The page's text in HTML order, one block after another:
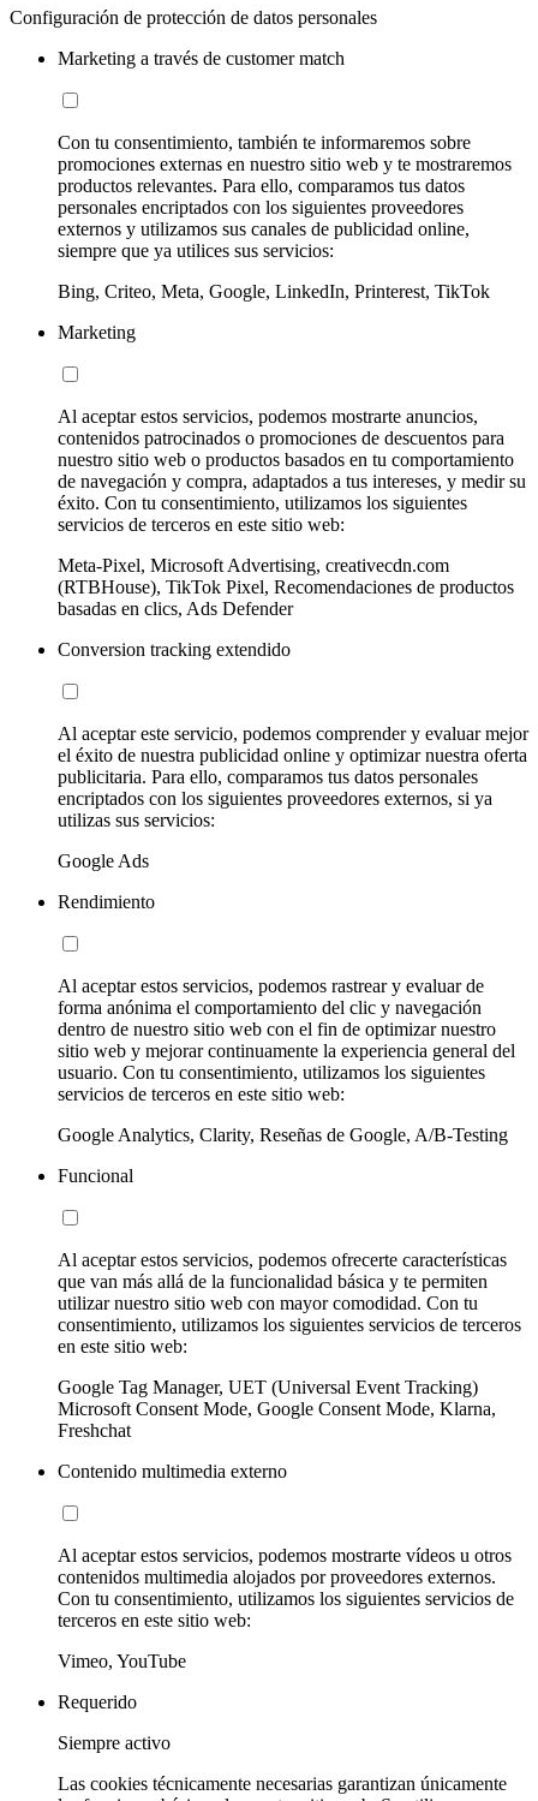
Configuración de protección de datos personales
Marketing a través de customer match
Con tu consentimiento, también te informaremos sobre
promociones externas en nuestro sitio web y te mostraremos
productos relevantes. Para ello, comparamos tus datos
personales encriptados con los siguientes proveedores
externos y utilizamos sus canales de publicidad online,
siempre que ya utilices sus servicios:
Bing, Criteo, Meta, Google, LinkedIn, Printerest, TikTok
Marketing
Al aceptar estos servicios, podemos mostrarte anuncios,
contenidos patrocinados o promociones de descuentos para
nuestro sitio web o productos basados en tu comportamiento
de navegación y compra, adaptados a tus intereses, y medir su
éxito. Con tu consentimiento, utilizamos los siguientes
servicios de terceros en este sitio web:
Meta-Pixel, Microsoft Advertising, creativecdn.com
(RTBHouse), TikTok Pixel, Recomendaciones de productos
basadas en clics, Ads Defender
Conversion tracking extendido
Al aceptar este servicio, podemos comprender y evaluar mejor
el éxito de nuestra publicidad online y optimizar nuestra oferta
publicitaria. Para ello, comparamos tus datos personales
encriptados con los siguientes proveedores externos, si ya
utilizas sus servicios:
Google Ads
Rendimiento
Al aceptar estos servicios, podemos rastrear y evaluar de
forma anónima el comportamiento del clic y navegación
dentro de nuestro sitio web con el fin de optimizar nuestro
sitio web y mejorar continuamente la experiencia general del
usuario. Con tu consentimiento, utilizamos los siguientes
servicios de terceros en este sitio web:
Google Analytics, Clarity, Reseñas de Google, A/B-Testing
Funcional
Al aceptar estos servicios, podemos ofrecerte características
que van más allá de la funcionalidad básica y te permiten
utilizar nuestro sitio web con mayor comodidad. Con tu
consentimiento, utilizamos los siguientes servicios de terceros
en este sitio web:
Google Tag Manager, UET (Universal Event Tracking)
Microsoft Consent Mode, Google Consent Mode, Klarna,
Freshchat
Contenido multimedia externo
Al aceptar estos servicios, podemos mostrarte vídeos u otros
contenidos multimedia alojados por proveedores externos.
Con tu consentimiento, utilizamos los siguientes servicios de
terceros en este sitio web:
Vimeo, YouTube
Requerido
Siempre activo
Las cookies técnicamente necesarias garantizan únicamente